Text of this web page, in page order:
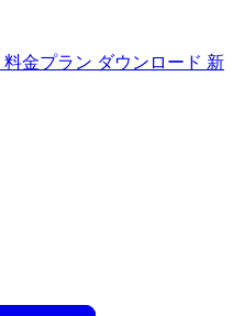
料金プラン ダウンロード 新